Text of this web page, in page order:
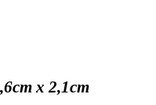
x 2,1cm